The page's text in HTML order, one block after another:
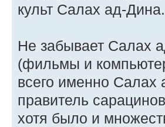
культ Салах ад-Дина.
Не забывает Салах
(фильмы и
всего именно Салах
правитель
хотя было и